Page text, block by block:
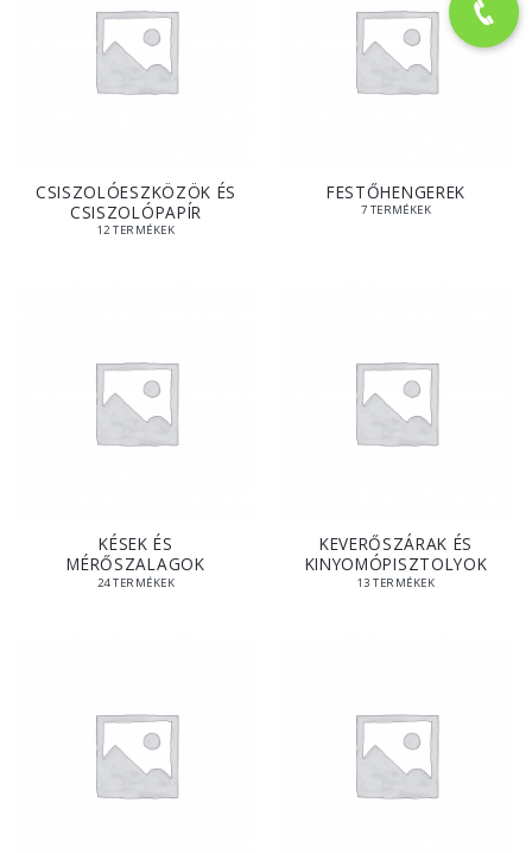
CSISZOLÓESZKÖZÖK ÉS
CSISZOLÓPAPÍR
12 TERMÉKEK
FESTŐHENGEREK
7 TERMÉKEK
KÉSEK ÉS
MÉRŐSZALAGOK
24 TERMÉKEK
KEVERŐSZÁRAK ÉS
KINYOMÓPISZTOLYOK
13 TERMÉKEK